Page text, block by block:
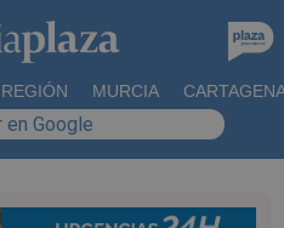
REGIÓN MURCIA
en Google